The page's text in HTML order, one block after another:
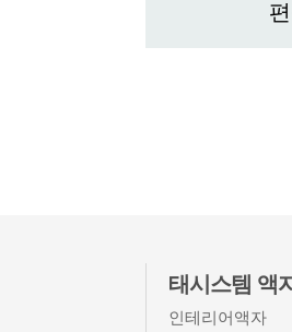
태시스템 액
인테리어액자